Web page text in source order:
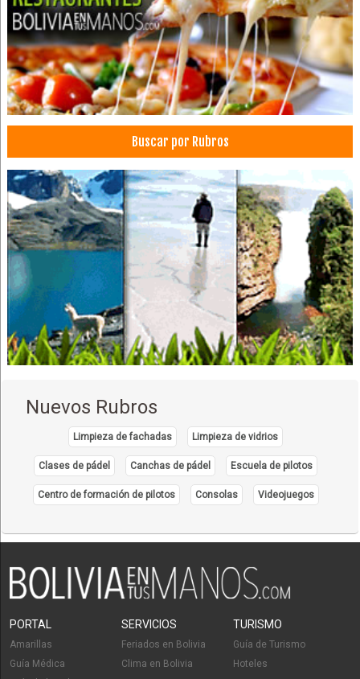
Buscar por Rubros
Nuevos Rubros
Limpieza de fachadas Limpieza de vidrios
Clases de pádel Canchas de pádel Escuela de pilotos
Centro de formación de pilotos Consolas Videojuegos
PORTAL
Amarillas
Guía Médica
SERVICIOS
Feriados en Bolivia
Clima en Bolivia
TURISMO
Guía de Turismo
Hoteles